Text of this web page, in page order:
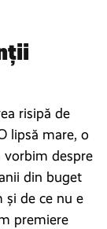
risipă de
lipsă mare, o
vorbim despre
din buget
și de ce nu e
premiere